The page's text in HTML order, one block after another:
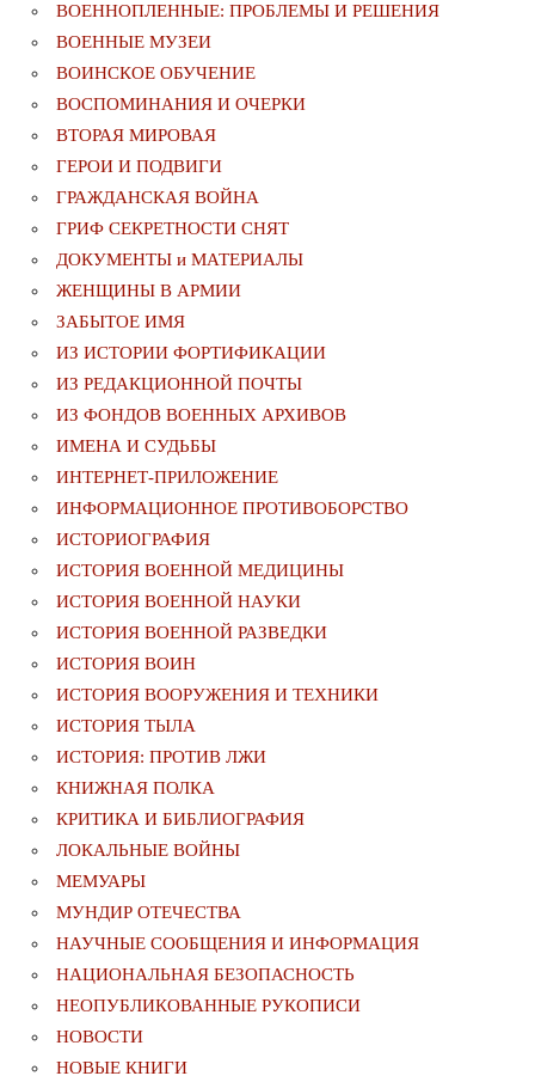
ВОЕННОПЛЕННЫЕ: ПРОБЛЕМЫ И РЕШЕНИЯ
ВОЕННЫЕ МУЗЕИ
ВОИНСКОЕ ОБУЧЕНИЕ
ВОСПОМИНАНИЯ И ОЧЕРКИ
ВТОРАЯ МИРОВАЯ
ГЕРОИ И ПОДВИГИ
ГРАЖДАНСКАЯ ВОЙНА
ГРИФ СЕКРЕТНОСТИ СНЯТ
ДОКУМЕНТЫ и МАТЕРИАЛЫ
ЖЕНЩИНЫ В АРМИИ
ЗАБЫТОЕ ИМЯ
ИЗ ИСТОРИИ ФОРТИФИКАЦИИ
ИЗ РЕДАКЦИОННОЙ ПОЧТЫ
ИЗ ФОНДОВ ВОЕННЫХ АРХИВОВ
ИМЕНА И СУДЬБЫ
ИНТЕРНЕТ-ПРИЛОЖЕНИЕ
ИНФОРМАЦИОННОЕ ПРОТИВОБОРСТВО
ИСТОРИОГРАФИЯ
ИСТОРИЯ ВОЕННОЙ МЕДИЦИНЫ
ИСТОРИЯ ВОЕННОЙ НАУКИ
ИСТОРИЯ ВОЕННОЙ РАЗВЕДКИ
ИСТОРИЯ ВОИН
ИСТОРИЯ ВООРУЖЕНИЯ И ТЕХНИКИ
ИСТОРИЯ ТЫЛА
ИСТОРИЯ: ПРОТИВ ЛЖИ
КНИЖНАЯ ПОЛКА
КРИТИКА И БИБЛИОГРАФИЯ
ЛОКАЛЬНЫЕ ВОЙНЫ
МЕМУАРЫ
МУНДИР ОТЕЧЕСТВА
НАУЧНЫЕ СООБЩЕНИЯ И ИНФОРМАЦИЯ
НАЦИОНАЛЬНАЯ БЕЗОПАСНОСТЬ
НЕОПУБЛИКОВАННЫЕ РУКОПИСИ
НОВОСТИ
НОВЫЕ КНИГИ